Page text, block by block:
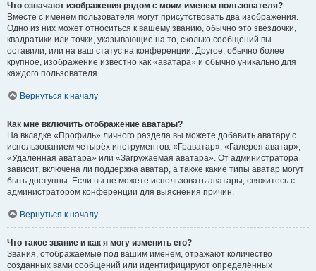
Что означают изображения рядом с моим именем пользователя?
Вместе с именем пользователя могут присутствовать два изображения.
Одно из них может относиться к вашему званию, обычно это звёздочки,
квадратики или точки, указывающие на то, сколько сообщений вы
оставили, или на ваш статус на конференции. Другое, обычно более
крупное, изображение известно как «аватара» и обычно уникально для
каждого пользователя.
Вернуться к началу
Как мне включить отображение аватары?
На вкладке «Профиль» личного раздела вы можете добавить аватару с
использованием четырёх инструментов: «Граватар», «Галерея аватар»,
«Удалённая аватара» или «Загружаемая аватара». От администратора
зависит, включена ли поддержка аватар, а также какие типы аватар могут
быть доступны. Если вы не можете использовать аватары, свяжитесь с
администратором конференции для выяснения причин.
Вернуться к началу
Что такое звание и как я могу изменить его?
Звания, отображаемые под вашим именем, отражают количество
созданных вами сообщений или идентифицируют определённых